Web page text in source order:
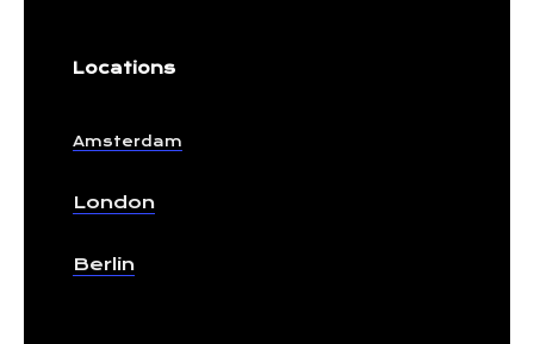
Locations
Amsterdam
London
Berlin